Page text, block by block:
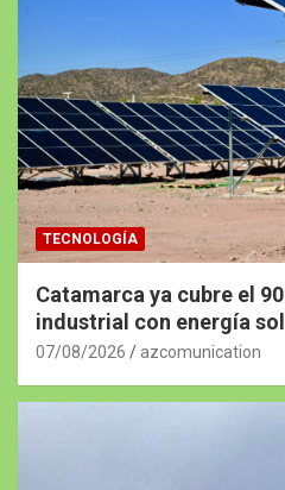
TECNOLOGÍA
Catamarca ya cubre el
industrial con energía
07/08/2026 azcomunication